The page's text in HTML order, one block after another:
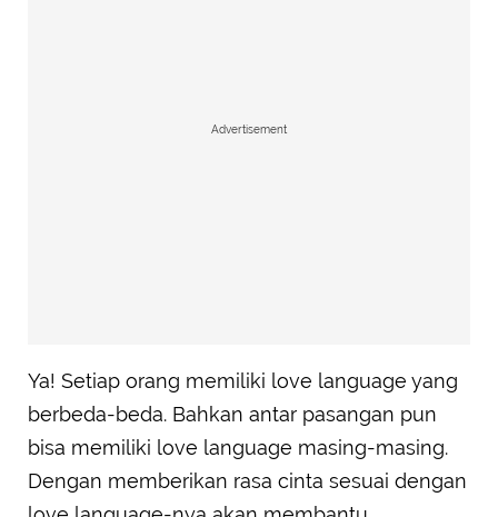
Advertisement
Ya! Setiap orang memiliki love language yang
berbeda-beda. Bahkan antar pasangan pun
bisa memiliki love language masing-masing.
Dengan memberikan rasa cinta sesuai dengan